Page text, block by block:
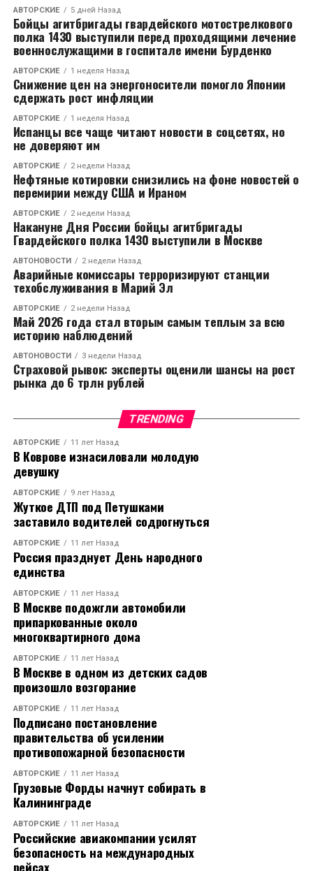
федерального актива «Единой России» Виктором
Кидяевым и Николаем Панковым.
Предположительно, они также будут работать со
сложными для партии регионами.
При этом блок информационной политики не
подвергнется серьезным изменениям в связи с
назначением господина Хинштейна. Отмечается, что
должность советника для депутата будет являться
временным постом. Если он хорошо себя проявит,
то на выборах Хинштейну могут предложить
ответственную должность в исполнительной власти
либо в медиаотрасли.
Как рассказал сам господин Хинштейн, его главной
задачей на новой должности является подготовка,
проведение и информационное обеспечение
выборов, он будет ездить по регионам вместе с
Сергеем Неверовым.
Сайтwww.kommersant.ru
Хинштейн сначала был депутатом Госдумы от
Нижегородской области, а потом от Самарской. В
2016 году он заявился на праймериз в округе №113,
по социальной политике Артема Кавинова.
А вот ситуация с установлением мира в
Челябинской области более сложная, так как
бывший губернатор Михаил Юревич намеревается
продолжать борьбу против губернатора Бориса
Дубровского. По информацииwww.kommersant.ru
Юревич может выдвинуться от «Справедливой
России» либо от «Родины».
CЛЕДУЮЩЕЕ
Мигранты украли 12 норковых шуб
НЕ ПРОПУСТИТЕ
«Единая Россия» отстраняет от участия в
голосовании кандидатов с темным прошлым
АВТОРСКИЕ 5 дней Назад
Бойцы агитбригады гвардейского мотострелкового
полка 1430 выступили перед проходящими лечение
военнослужащими в госпитале имени Бурденко
АВТОРСКИЕ 1 неделя Назад
Снижение цен на энергоносители помогло Японии
сдержать рост инфляции
АВТОРСКИЕ 1 неделя Назад
Испанцы все чаще читают новости в соцсетях, но
не доверяют им
АВТОРСКИЕ 2 недели Назад
Нефтяные котировки снизились на фоне новостей о
перемирии между США и Ираном
АВТОРСКИЕ 2 недели Назад
Накануне Дня России бойцы агитбригады
Гвардейского полка 1430 выступили в Москве
АВТОНОВОСТИ 2 недели Назад
Аварийные комиссары терроризируют станции
техобслуживания в Марий Эл
АВТОРСКИЕ 2 недели Назад
Май 2026 года стал вторым самым теплым за всю
историю наблюдений
АВТОНОВОСТИ 3 недели Назад
Страховой рывок: эксперты оценили шансы на рост
рынка до 6 трлн рублей
TRENDING
АВТОРСКИЕ 11 лет Назад
В Коврове изнасиловали молодую
девушку
АВТОРСКИЕ 9 лет Назад
Жуткое ДТП под Петушками
заставило водителей содрогнуться
АВТОРСКИЕ 11 лет Назад
Россия празднует День народного
единства
АВТОРСКИЕ 11 лет Назад
В Москве подожгли автомобили
припаркованные около
многоквартирного дома
АВТОРСКИЕ 11 лет Назад
В Москве в одном из детских садов
произошло возгорание
АВТОРСКИЕ 11 лет Назад
Подписано постановление
правительства об усилении
противопожарной безопасности
АВТОРСКИЕ 11 лет Назад
Грузовые Форды начнут собирать в
Калининграде
АВТОРСКИЕ 11 лет Назад
Российские авиакомпании усилят
безопасность на международных
рейсах